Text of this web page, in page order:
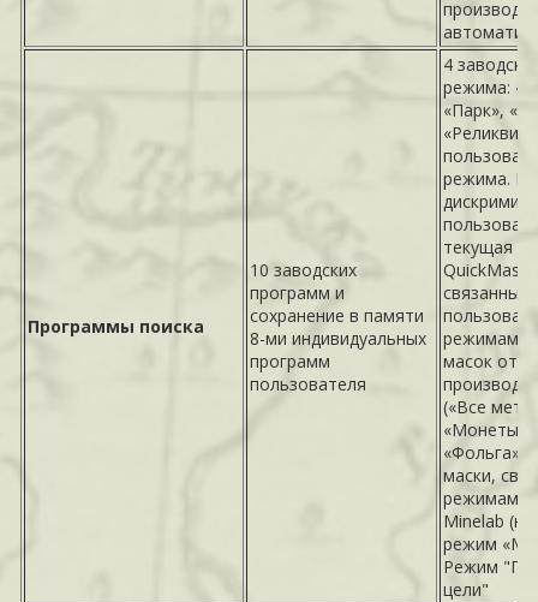
Программы поиска
10 заводских
программ и
сохранение в памяти
8-ми индивидуальных
программ
пользователя
4
режима:
«Парк»,
режима.
текущая
связанные
режимами;
масок от
(«Все
«Монеты»,
«Фольга» и
маски,
режимами
Minelab
режим
Режим
цели"